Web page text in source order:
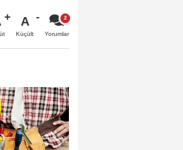
A
Küçült Yorumlar